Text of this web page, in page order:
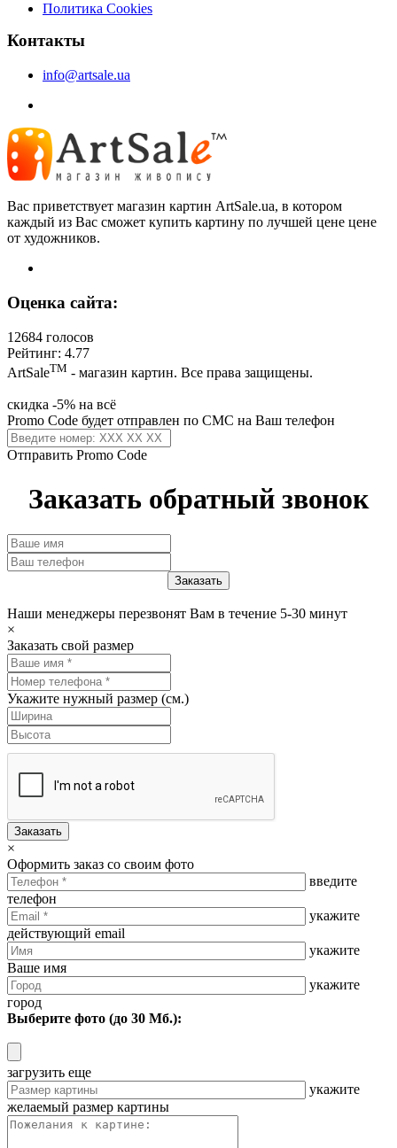
Политика Cookies
Контакты
info@artsale.ua
Вас приветствует магазин картин ArtSale.ua, в котором
каждый из Вас сможет купить картину по лучшей цене цене
от художников.
Оценка сайта:
12684 голосов
Рейтинг: 4.77
ArtSaleТМ - магазин картин. Все права защищены.
скидка -5% на всё
Promo Code будет отправлен по СМС на Ваш телефон
Отправить Promo Code
Заказать обратный звонок
Наши менеджеры перезвонят Вам в течение 5-30 минут
×
Заказать свой размер
Укажите нужный размер (см.)
Заказать
×
Оформить заказ со своим фото
введите
телефон
укажите
действующий email
укажите
Ваше имя
укажите
город
Выберите фото (до 30 Мб.):
загрузить еще
укажите
желаемый размер картины